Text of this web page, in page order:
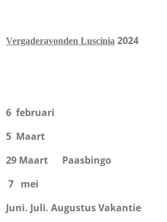
Vergaderavonden Luscinia 2024
6 februari
5 Maart
29 Maart Paasbingo
7 mei
Juni. Juli. Augustus Vakantie